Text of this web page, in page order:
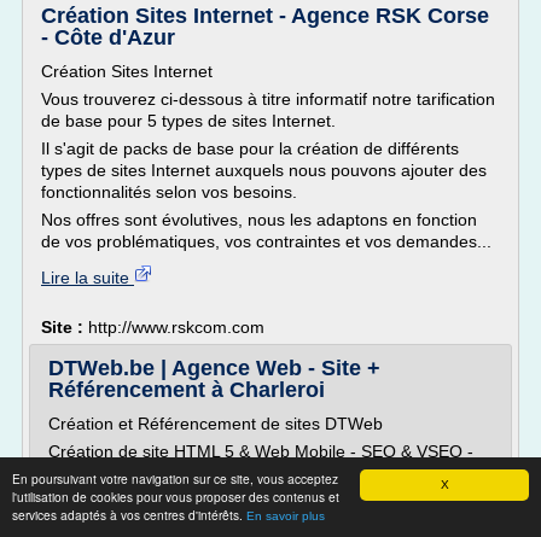
X
En poursuivant votre navigation sur ce site, vous acceptez
l'utilisation de cookies pour vous proposer des contenus et
services adaptés à vos centres d'intérêts. En savoir plus
Création Sites Internet - Agence RSK Corse
- Côte d'Azur
Création Sites Internet
Vous trouverez ci-dessous à titre informatif notre tarification
de base pour 5 types de sites Internet.
Il s'agit de packs de base pour la création de différents
types de sites Internet auxquels nous pouvons ajouter des
fonctionnalités selon vos besoins.
Nos offres sont évolutives, nous les adaptons en fonction
de vos problématiques, vos contraintes et vos demandes...
Lire la suite
Site : http://www.rskcom.com
DTWeb.be | Agence Web - Site +
Référencement à Charleroi
Création et Référencement de sites DTWeb
Création de site HTML 5 & Web Mobile - SEO & VSEO -
Suivi & Evolution
Agence web - Création de sites internet, création de sites
mobiles et sites html5,